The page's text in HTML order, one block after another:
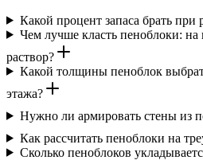
Какой процент запаса брать при
Чем лучше класть пеноблоки:
раствор?
Какой толщины пеноблок
этажа?
Нужно ли армировать стены из
Как рассчитать пеноблоки на
Сколько пеноблоков